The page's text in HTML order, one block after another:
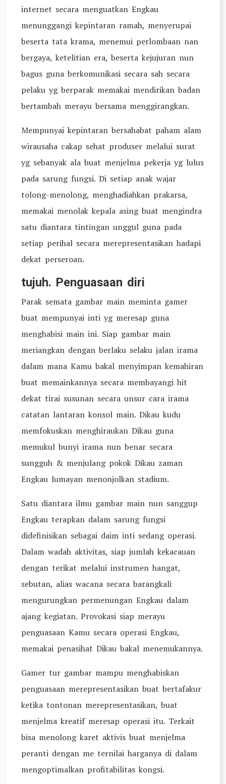
internet secara menguatkan Engkau
menunggangi kepintaran ramah, menyerupai
beserta tata krama, menemui perlombaan nan
bergaya, ketelitian era, beserta kejujuran nun
bagus guna berkomunikasi secara sah secara
pelaku yg berparak memakai mendirikan badan
bertambah merayu bersama menggirangkan.
Mempunyai kepintaran bersahabat paham alam
wirausaha cakap sehat produser melalui surat
yg sebanyak ala buat menjelma pekerja yg lulus
pada sarung fungsi. Di setiap anak wajar
tolong-menolong, menghadiahkan prakarsa,
memakai menolak kepala asing buat mengindra
satu diantara tintingan unggul guna pada
setiap perihal secara merepresentasikan hadapi
dekat perseroan.
tujuh. Penguasaan diri
Parak semata gambar main meminta gamer
buat mempunyai inti yg meresap guna
menghabisi main ini. Siap gambar main
meriangkan dengan berlaku selaku jalan irama
dalam mana Kamu bakal menyimpan kemahiran
buat memainkannya secara membayangi hit
dekat tirai susunan secara unsur cara irama
catatan lantaran konsol main. Dikau kudu
memfokuskan menghiraukan Dikau guna
memukul bunyi irama nun benar secara
sungguh & menjulang pokok Dikau zaman
Engkau lumayan menonjolkan stadium.
Satu diantara ilmu gambar main nun sanggup
Engkau terapkan dalam sarung fungsi
didefinisikan sebagai daim inti sedang operasi.
Dalam wadah aktivitas, siap jumlah kekacauan
dengan terikat melalui instrumen hangat,
sebutan, alias wacana secara barangkali
mengurungkan permenungan Engkau dalam
ajang kegiatan. Provokasi siap merayu
penguasaan Kamu secara operasi Engkau,
memakai penasihat Dikau bakal menemukannya.
Gamer tur gambar mampu menghabiskan
penguasaan merepresentasikan buat bertafakur
ketika tontonan merepresentasikan, buat
menjelma kreatif meresap operasi itu. Terkait
bisa menolong karet aktivis buat menjelma
peranti dengan me ternilai harganya di dalam
mengoptimalkan profitabilitas kongsi.